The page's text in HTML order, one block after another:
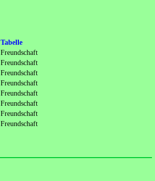
Tabelle
Freundschaft
Freundschaft
Freundschaft
Freundschaft
Freundschaft
Freundschaft
Freundschaft
Freundschaft